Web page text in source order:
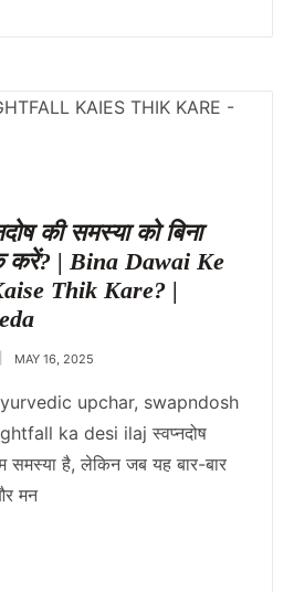
की समस्या को बिना
करें? | Bina Dawai Ke
Thik Kare? |
MAY 16, 2025
upchar, swapndosh
ka desi ilaj स्वप्नदोष
समस्या है, लेकिन जब यह बार-बार
मन